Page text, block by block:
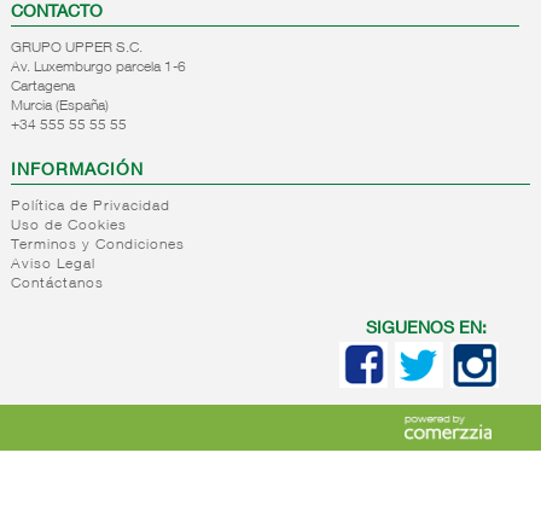
CONTACTO
GRUPO UPPER S.C.
Av. Luxemburgo parcela 1-6
Cartagena
Murcia (España)
+34 555 55 55 55
INFORMACIÓN
Política de Privacidad
Uso de Cookies
Terminos y Condiciones
Aviso Legal
Contáctanos
SIGUENOS EN: